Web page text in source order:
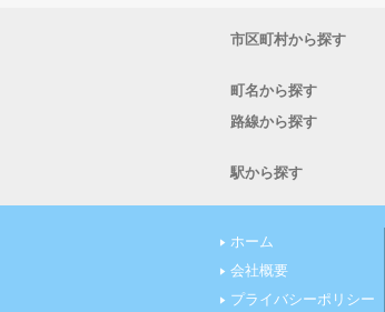
市区町村から探す
町名から探す
路線から探す
駅から探す
ホーム
会社概要
プライバシーポリシー